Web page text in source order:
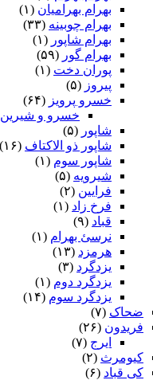
بهرام بهرامیان‏ (۱)
بهرام چوبینه (۳۳)
بهرام شاپور (۱)
بهرام گور (۵۹)
پوران دخت (۱)
پیروز (۵)
خسرو پرویز (۶۴)
خسرو و شیرین
شاپور (۵)
شاپور ذو الاکتاف (۱۶)
شاپور سوم‏ (۱)
شیرویه (۵)
فرایین (۲)
فرخ زاد (۱)
قباد (۹)
نرسئ بهرام‏ (۱)
هرمزد (۱۳)
یزدگرد (۳)
یزدگرد دوم (۱)
یزدگرد سوم (۱۴)
ضحاک (۷)
فریدون (۲۶)
ایرج (۷)
کیومرث (۲)
کی قباد (۶)